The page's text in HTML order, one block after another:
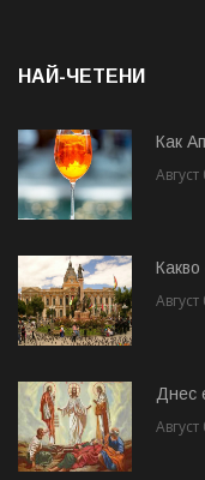
НАЙ-ЧЕТЕНИ
Как
Какво
Днес